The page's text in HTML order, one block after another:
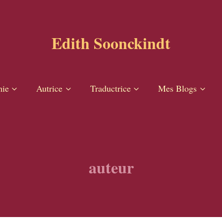
Edith Soonckindt
Autrice Traductrice Mes Blogs
auteur